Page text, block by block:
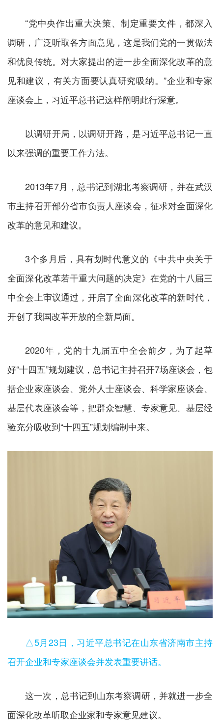
“党中央作出重大决策、制定重要文件，都深入
调研，广泛听取各方面意见，这是我们党的一贯做法
和优良传统。对大家提出的进一步全面深化改革的意
见和建议，有关方面要认真研究吸纳。”企业和专家
座谈会上，习近平总书记这样阐明此行深意。
以调研开局，以调研开路，是习近平总书记一直
以来强调的重要工作方法。
2013年7月，总书记到湖北考察调研，并在武汉
市主持召开部分省市负责人座谈会，征求对全面深化
改革的意见和建议。
3个多月后，具有划时代意义的《中共中央关于
全面深化改革若干重大问题的决定》在党的十八届三
中全会上审议通过，开启了全面深化改革的新时代，
开创了我国改革开放的全新局面。
2020年，党的十九届五中全会前夕，为了起草
好“十四五”规划建议，总书记主持召开7场座谈会，包
括企业家座谈会、党外人士座谈会、科学家座谈会、
基层代表座谈会等，把群众智慧、专家意见、基层经
验充分吸收到“十四五”规划编制中来。
△5月23日，习近平总书记在山东省济南市主持
召开企业和专家座谈会并发表重要讲话。
这一次，总书记到山东考察调研，并就进一步全
面深化改革听取企业家和专家意见建议。